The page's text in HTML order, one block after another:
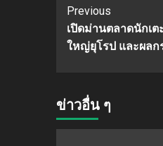
Continue
Reading
Previous
เปิดม่านตลาดนักเต
ใหญ่ยุโรป และผล
ข่าวอื่น ๆ